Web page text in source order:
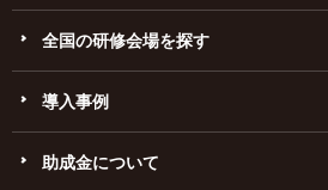
全国の研修会場を探す
導入事例
助成金について